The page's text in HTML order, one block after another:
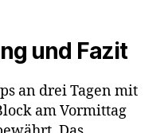
und Fazit
an drei Tagen mit
am Vormittag